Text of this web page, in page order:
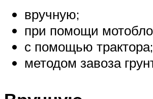
вручную;
при помощи
с помощью трактора;
методом завоза